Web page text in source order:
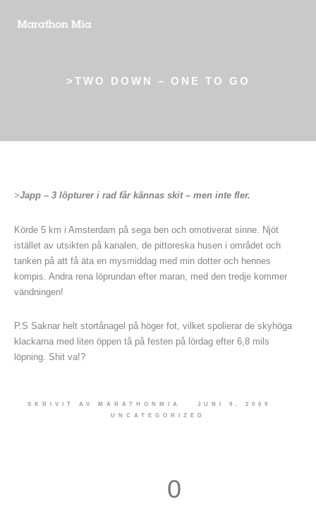
>TWO DOWN – ONE TO GO
>Japp – 3 löpturer i rad får kännas skit – men inte fler.
Körde 5 km i Amsterdam på sega ben och omotiverat sinne. Njöt
istället av utsikten på kanalen, de pittoreska husen i området och
tanken på att få äta en mysmiddag med min dotter och hennes
kompis. Andra rena löprundan efter maran, med den tredje kommer
vändningen!
P.S Saknar helt stortånagel på höger fot, vilket spolierar de skyhöga
klackarna med liten öppen tå på festen på lördag efter 6,8 mils
löpning. Shit va!?
SKRIVIT AV MARATHONMIA
JUNI 9, 2009
UNCATEGORIZED
0